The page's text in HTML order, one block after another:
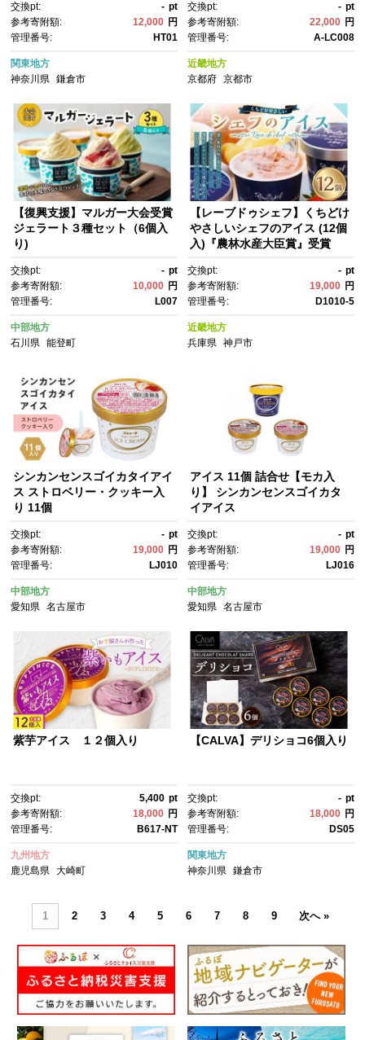
ん りんご みかん バナナ 冷
凍 人気 おすすめ 送料無料 神奈
川 鎌倉
交換pt: - pt
参考寄附額:
12,000 円
管理番号:
HT01
関東地方
神奈川県
鎌倉市
イス 贅沢 ご褒美 [ 京菓子 葛入
り 新食感 アイスキャンディ
ー 5種類 フルーツ グルメ おす
すめ おいしい お菓子 洋菓子 ギ
フト プレゼント 贈答 お取り寄
交換pt: - pt
参考寄附額:
22,000 円
管理番号:
A-LC008
近畿地方
京都府 京都市
【復興支援】マルガー大会受賞
ジェラート３種セット（6個入
り)
交換pt: - pt
参考寄附額:
10,000 円
管理番号:
L007
中部地方
石川県
能登町
【レーブドゥシェフ】くちどけ
やさしいシェフのアイス (12個
入)『農林水産大臣賞』受賞
交換pt: - pt
参考寄附額:
19,000 円
管理番号:
D1010-5
近畿地方
兵庫県 神戸市
シンカンセンスゴイカタイアイ
ス ストロベリー・クッキー入
り 11個
交換pt: - pt
参考寄附額:
19,000 円
管理番号:
LJ010
中部地方
愛知県
名古屋市
アイス 11個 詰合せ【モカ入
り】 シンカンセンスゴイカタ
イアイス
交換pt: - pt
参考寄附額:
19,000 円
管理番号:
LJ016
中部地方
愛知県 名古屋市
紫芋アイス １２個入り
交換pt: 5,400 pt
参考寄附額:
18,000 円
管理番号:
B617-NT
九州地方
鹿児島県
大崎町
【CALVA】デリショコ6個入り
交換pt: - pt
参考寄附額:
18,000 円
管理番号:
DS05
関東地方
神奈川県 鎌倉市
1 2 3 4 5 6 7 8 9 次へ »